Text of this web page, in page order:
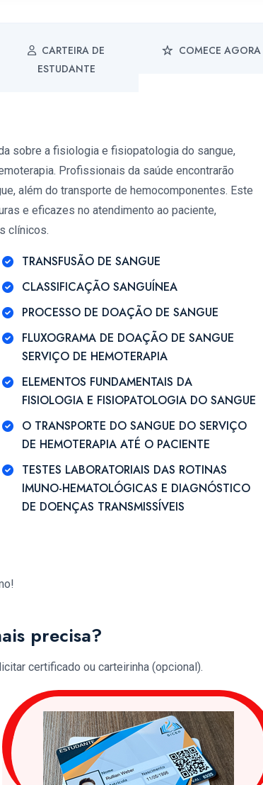
CARTEIRA DE
ESTUDANTE
COMECE AGORA
sobre a fisiologia e fisiopatologia do sangue,
Profissionais da saúde encontrarão
além do transporte de hemocomponentes. Este
e eficazes no atendimento ao paciente,
clínicos.
TRANSFUSÃO DE SANGUE
CLASSIFICAÇÃO SANGUÍNEA
PROCESSO DE DOAÇÃO DE SANGUE
FLUXOGRAMA DE DOAÇÃO DE SANGUE
SERVIÇO DE HEMOTERAPIA
ELEMENTOS FUNDAMENTAIS DA
FISIOLOGIA E FISIOPATOLOGIA DO SANGUE
O TRANSPORTE DO SANGUE DO SERVIÇO
DE HEMOTERAPIA ATÉ O PACIENTE
TESTES LABORATORIAIS DAS ROTINAS
IMUNO-HEMATOLÓGICAS E DIAGNÓSTICO
DE DOENÇAS TRANSMISSÍVEIS
precisa?
certificado ou carteirinha (opcional).